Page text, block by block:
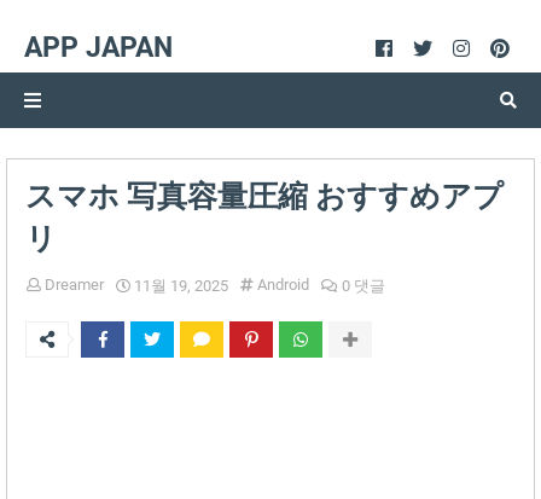
APP JAPAN
スマホ 写真容量圧縮 おすすめアプ
リ
Dreamer 11월 19, 2025 Android 0 댓글